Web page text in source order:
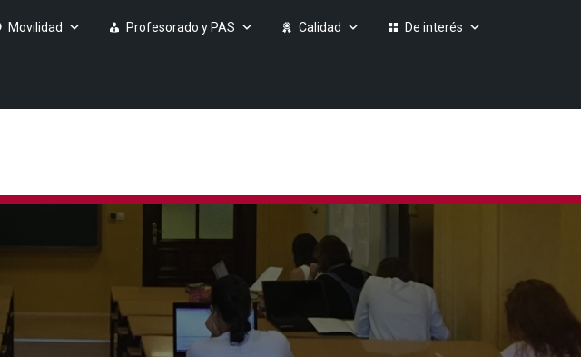
Movilidad Profesorado y PAS Calidad De interés